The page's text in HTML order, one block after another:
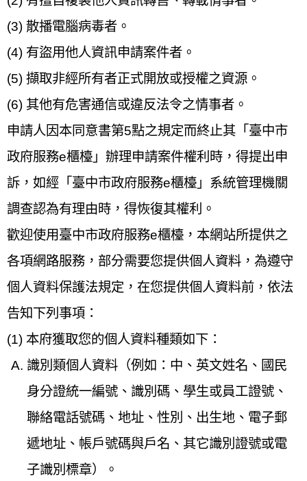
(3) 散播電腦病毒者。
(4) 有盜用他人資訊申請案件者。
(5) 擷取非經所有者正式開放或授權之資源。
(6) 其他有危害通信或違反法令之情事者。
申請人因本同意書第5點之規定而終止其「臺中市
政府服務e櫃檯」辦理申請案件權利時，得提出申
訴，如經「臺中市政府服務e櫃檯」系統管理機關
調查認為有理由時，得恢復其權利。
歡迎使用臺中市政府服務e櫃檯，本網站所提供之
各項網路服務，部分需要您提供個人資料，為遵守
個人資料保護法規定，在您提供個人資料前，依法
告知下列事項：
(1) 本府獲取您的個人資料種類如下：
識別類個人資料（例如：中、英文姓名、國民
身分證統一編號、識別碼、學生或員工證號、
聯絡電話號碼、地址、性別、出生地、電子郵
遞地址、帳戶號碼與戶名、其它識別證號或電
子識別標章）。